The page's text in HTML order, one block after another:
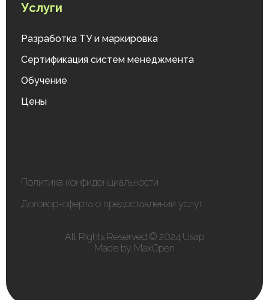
Услуги
Разработка ТУ и маркировка
Сертификация систем менеджмента
Обучение
Цены
All Rights Reserved © 2024 Usap
Made by MaxOpen
Политика конфиденциальности
Договор-оферта о предоставлении услуг